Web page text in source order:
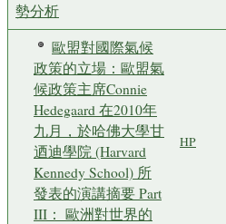
勢分析
歐盟對國際氣候
政策的立場：歐盟氣
候政策主席Connie
Hedegaard 在2010年
九月，於哈佛大學甘
迺迪學院 (Harvard
Kennedy School) 所
發表的演講摘要 Part
III： 歐洲對世界的
HP